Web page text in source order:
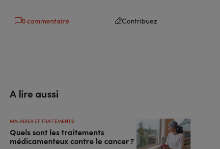
0 commentaire Contribuez
A lire aussi
Quels sont les traitements
médicamenteux contre le cancer ?
MALADIES ET TRAITEMENTS